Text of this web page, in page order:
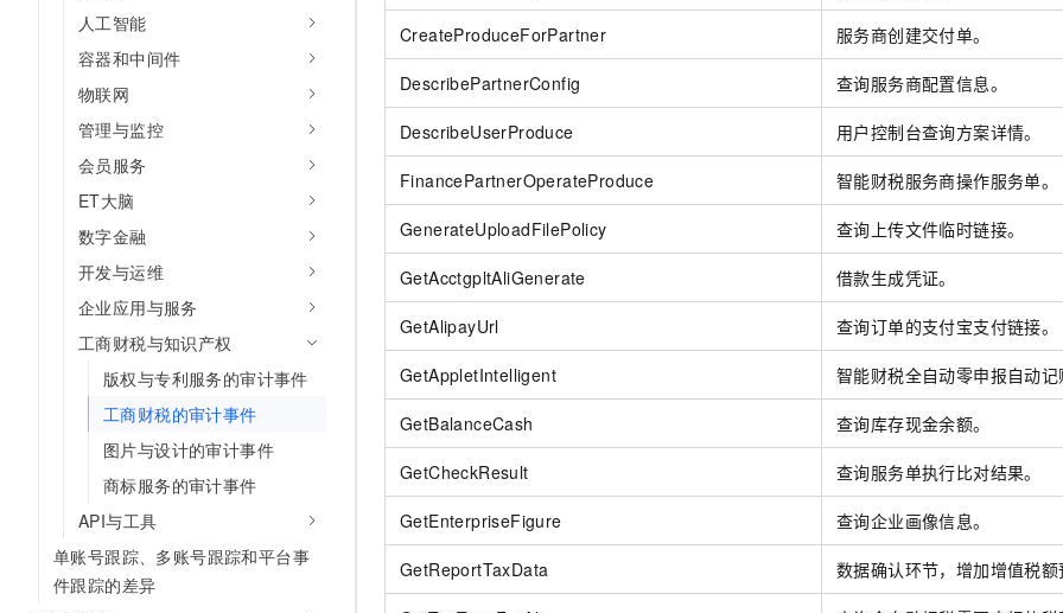
人工智能
容器和中间件
物联网
管理与监控
会员服务
ET大脑
数字金融
开发与运维
企业应用与服务
工商财税与知识产权
版权与专利服务的审计事件
工商财税的审计事件
图片与设计的审计事件
商标服务的审计事件
API与工具
单账号跟踪、多账号跟踪和平台事
件跟踪的差异
CreateProduceForPartner 服务商创建交付单。
DescribePartnerConfig 查询服务商配置信息。
DescribeUserProduce 用户控制台查询方案详情。
FinancePartnerOperateProduce 智能财税服务商操作服务单。
GenerateUploadFilePolicy 查询上传文件临时链接。
GetAcctgpltAliGenerate 借款生成凭证。
GetAlipayUrl 查询订单的支付宝支付链接。
GetAppletIntelligent 智能财税全自动零申报自动记
GetBalanceCash 查询库存现金余额。
GetCheckResult 查询服务单执行比对结果。
GetEnterpriseFigure 查询企业画像信息。
GetReportTaxData 数据确认环节，增加增值税
快速部署 Dify，高效搭建 AI 应用
依托云原生高可用架构,实现Dify私有化部署
10 分钟在聊天系统中增加一个 AI 助手
10分钟微调：让0.6B模型媲美235B模型
用1%尺寸在特定领域达到大模型90%以上效果
即刻拥有 DeepSeek-R1 满血版
多模态数据
超强辅助，
迁移与运维管理
专有云